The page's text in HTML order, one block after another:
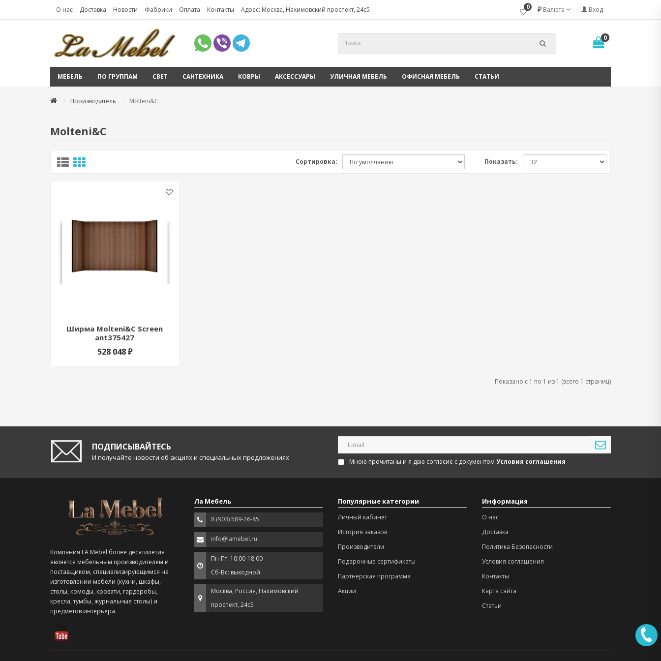
О нас Доставка Новости Фабрики Оплата Контакты Адрес: Москва, Нахимовский проспект, 24с5 Вход
₽ Валюта
0
0
МЕБЕЛЬ ПО ГРУППАМ СВЕТ САНТЕХНИКА КОВРЫ АКСЕССУАРЫ УЛИЧНАЯ МЕБЕЛЬ ОФИСНАЯ МЕБЕЛЬ СТАТЬИ
Производитель Molteni&C
Molteni&C
Сортировка: Показать:
Ширма Molteni&C Screen
ant375427
528 048 ₽
Показано с 1 по 1 из 1 (всего 1 страниц)
ПОДПИСЫВАЙТЕСЬ
И получайте новости об акциях и специальных предложениях Мною прочитаны и я даю согласие с документом Условия соглашения
Компания LA Mebel более десятилетия
является мебельным производителем и
поставщиком, специализирующимся на
изготовлении мебели (кухни, шкафы,
столы, комоды, кровати, гардеробы,
кресла, тумбы, журнальные столы) и
предметов интерьера.
Ла Мебель
8 (903) 589-26-85
info@lamebel.ru
Пн-Пт: 10:00-18:00
Сб-Вс: выходной
Москва, Россия, Нахимовский
проспект, 24с5
Популярные категории
Личный кабинет
История заказов
Производители
Подарочные сертификаты
Партнерская программа
Акции
Информация
О нас
Доставка
Политика Безопасности
Условия соглашения
Контакты
Карта сайта
Статьи